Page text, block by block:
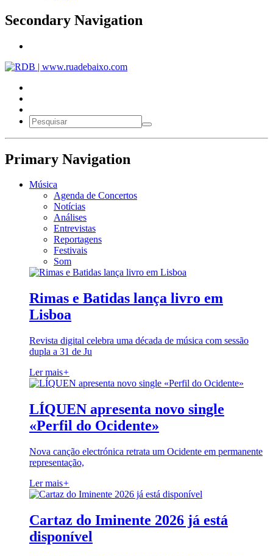
Secondary Navigation
Primary Navigation
Música
Agenda de Concertos
Notícias
Análises
Entrevistas
Reportagens
Festivais
Som
Rimas e Batidas lança livro em
Lisboa
Revista digital celebra uma década de música com sessão
dupla a 31 de Ju
Ler mais+
LÍQUEN apresenta novo single
«Perfil do Ocidente»
Nova canção electrónica retrata um Ocidente em permanente
representação,
Ler mais+
Cartaz do Iminente 2026 já está
disponível